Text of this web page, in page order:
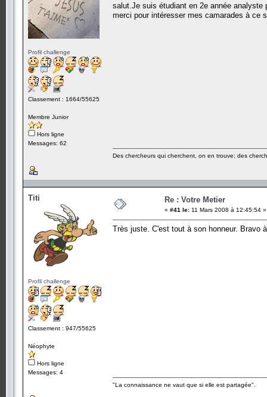
Profil challenge
Classement : 1664/55625
Membre Junior
Hors ligne
Messages: 62
salut.Je suis étudiant en 2e année
merci pour intéresser mes camarades à ce
Des chercheurs qui cherchent, on en trouve; des
Titi
Profil challenge
Classement : 947/55625
Néophyte
Hors ligne
Messages: 4
Re : Votre Metier
« #41 le: 11 Mars 2008 à 12:45:54 »
Très juste. C'est tout à son honneur. Bravo
"La connaissance ne vaut que si elle est partagée".